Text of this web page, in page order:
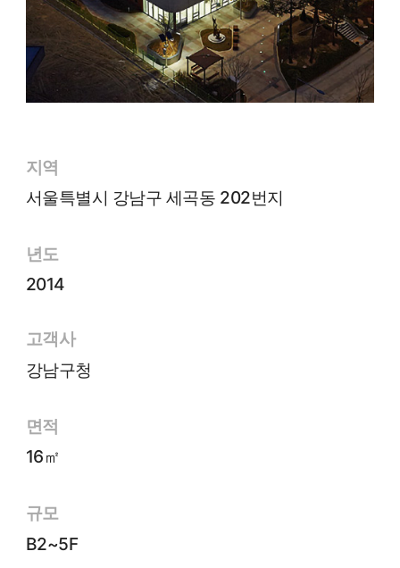
지역
서울특별시 강남구 세곡동 202번지
년도
2014
고객사
강남구청
면적
16㎡
규모
B2~5F